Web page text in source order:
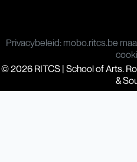
Privacybeleid: mobo.ritcs.be
© 2026 RITCS | School of Arts.
&